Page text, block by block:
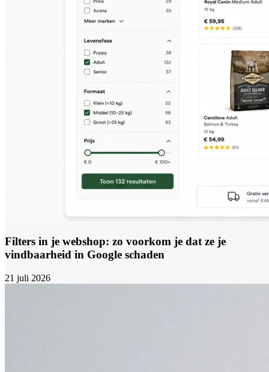
Filters in je webshop: zo voorkom je dat ze je
vindbaarheid in Google schaden
21 juli 2026